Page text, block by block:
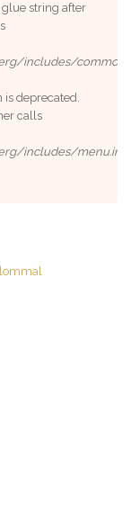
glue string after
includes/
is deprecated.
calls
includes/menu.inc